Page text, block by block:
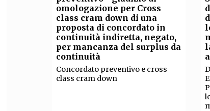
omologazione per Cross
class cram down di una
proposta di concordato in
continuità indiretta, negato,
per mancanza del surplus da
continuità
Concordato preventivo e cross
class cram down